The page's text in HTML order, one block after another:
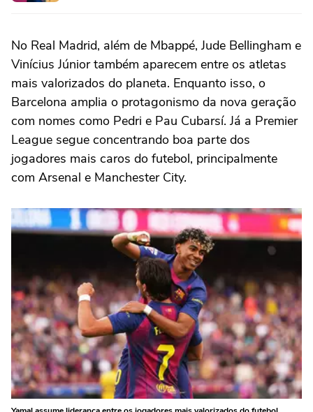
No Real Madrid, além de Mbappé, Jude Bellingham e
Vinícius Júnior também aparecem entre os atletas
mais valorizados do planeta. Enquanto isso, o
Barcelona amplia o protagonismo da nova geração
com nomes como Pedri e Pau Cubarsí. Já a Premier
League segue concentrando boa parte dos
jogadores mais caros do futebol, principalmente
com Arsenal e Manchester City.